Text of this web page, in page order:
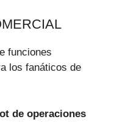
funciones
los fanáticos de
de operaciones